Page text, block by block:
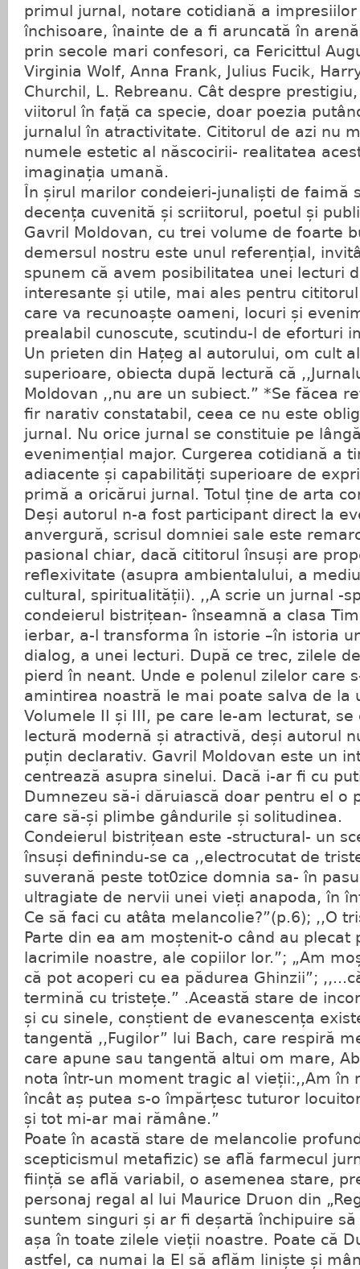
primul jurnal, notare cotidiană a
închisoare, înainte de a fi aruncată în
prin secole mari confesori, ca Fericittul
Virginia Wolf, Anna Frank, Julius Fucik,
Churchil, L. Rebreanu. Cât despre
viitorul în față ca specie, doar poezia
jurnalul în atractivitate. Cititorul de azi nu
numele estetic al născocirii- realitatea
imaginația umană.
În șirul marilor condeieri-junaliști de faimă
decența cuvenită și scriitorul, poetul și
Gavril Moldovan, cu trei volume de foarte
demersul nostru este unul referențial,
spunem că avem posibilitatea unei lecturi
interesante și utile, mai ales pentru
care va recunoaște oameni, locuri și
prealabil cunoscute, scutindu-l de eforturi
Un prieten din Hațeg al autorului, om cult
superioare, obiecta după lectură că
Moldovan ,,nu are un subiect.” *Se făcea
fir narativ constatabil, ceea ce nu este
jurnal. Nu orice jurnal se constituie pe
evenimențial major. Curgerea cotidiană a
adiacente și capabilități superioare de
primă a oricărui jurnal. Totul ține de arta
Deși autorul n-a fost participant direct la
anvergură, scrisul domniei sale este
pasional chiar, dacă cititorul însuși are
reflexivitate (asupra ambientalului, a
cultural, spiritualității). ,,A scrie un jurnal -
condeierul bistrițean- înseamnă a clasa
ierbar, a-l transforma în istorie –în istoria
dialog, a unei lecturi. După ce trec, zilele
pierd în neant. Unde e polenul zilelor care
amintirea noastră le mai poate salva de la
Volumele II și III, pe care le-am lecturat, se
lectură modernă și atractivă, deși autorul
puțin declarativ. Gavril Moldovan este un
centrează asupra sinelui. Dacă i-ar fi cu
Dumnezeu să-i dăruiască doar pentru el o
care să-și plimbe gândurile și solitudinea.
Condeierul bistrițean este -structural- un
însuși definindu-se ca ,,electrocutat de
suverană peste tot0zice domnia sa- în
ultragiate de nervii unei vieți anapoda, în
Ce să faci cu atâta melancolie?”(p.6); ,,O
Parte din ea am moștenit-o când au plecat
lacrimile noastre, ale copiilor lor.”; „Am
că pot acoperi cu ea pădurea Ghinzii”;
termină cu tristețe.” .Această stare de
și cu sinele, conștient de evanescența
tangentă ,,Fugilor” lui Bach, care respiră
care apune sau tangentă altui om mare,
nota într-un moment tragic al vieții:,,Am în
încât aș putea s-o împărțesc tuturor
și tot mi-ar mai rămâne.”
Poate în acastă stare de melancolie
scepticismul metafizic) se află farmecul
ființă se află variabil, o asemenea stare,
personaj regal al lui Maurice Druon din
suntem singuri și ar fi deșartă închipuire
așa în toate zilele vieții noastre. Poate că
astfel, ca numai la El să aflăm liniște și